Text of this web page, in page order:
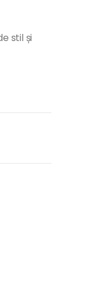
stil și